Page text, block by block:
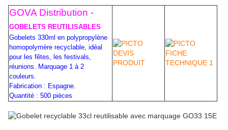
GOVA Distribution -
GOBELETS REUTILISABLES
Gobelets 330ml en polypropylène
homopolymère recyclable, idéal
pour les fêtes, les festivals,
réunions. Marquage 1 à 2
couleurs.
Fabrication : Espagne.
Quantité : 500 pièces